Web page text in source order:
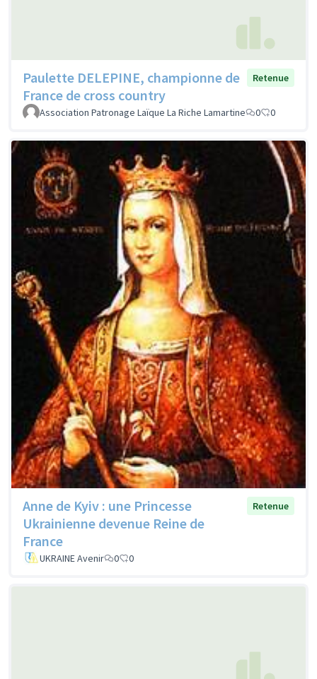
Paulette DELEPINE, championne de
France de cross country
Retenue
Association Patronage Laïque La Riche Lamartine 0 0
Anne de Kyiv : une Princesse
Ukrainienne devenue Reine de
France
Retenue
UKRAINE Avenir 0 0